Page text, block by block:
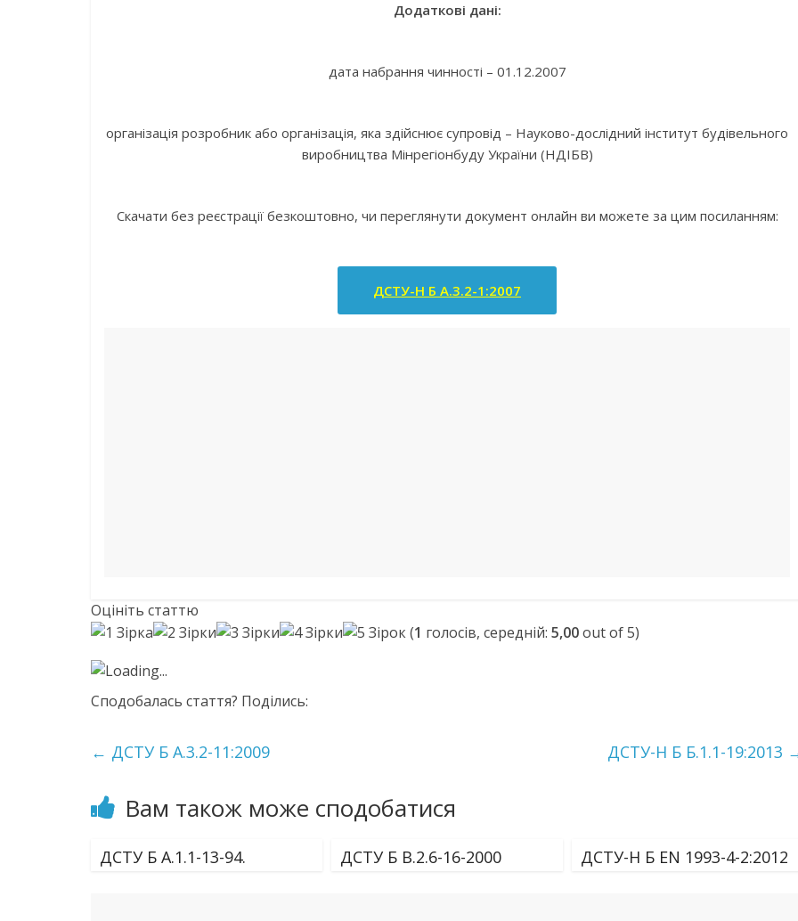
Додаткові дані:
дата набрання чинності – 01.12.2007
організація розробник або організація, яка здійснює супровід – Науково-дослідний інститут будівельного
виробництва Мінрегіонбуду України (НДІБВ)
Скачати без реєстрації безкоштовно, чи переглянути документ онлайн ви можете за цим посиланням:
ДСТУ-Н Б А.3.2-1:2007
Оцініть статтю
(1 голосів, середній: 5,00out of 5)
Loading...
Сподобалась стаття? Поділись:
← ДСТУ Б А.3.2-11:2009 ДСТУ-Н Б Б.1.1-19:2013
Вам також може сподобатися
ДСТУ Б А.1.1-13-94. ДСТУ Б В.2.6-16-2000 ДСТУ-Н Б EN 1993-4-2:2012